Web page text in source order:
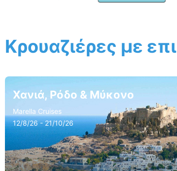
Κρουαζιέρες με
Χανιά, Ρόδο & Μύκονο
Marella Cruises
12/8/26 - 21/10/26